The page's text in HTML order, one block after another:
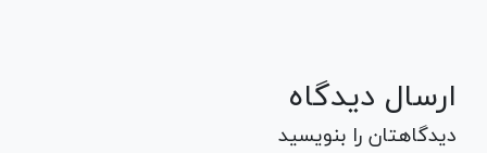
ارسال دیدگاه
دیدگاهتان را بنویسید